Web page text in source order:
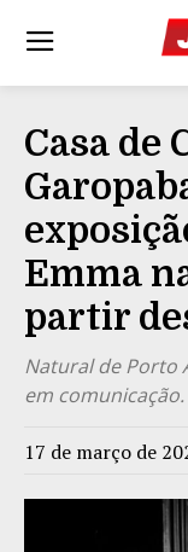
Casa de
Emma
partir
Natural de Porto
em comunicação.
17 de março de